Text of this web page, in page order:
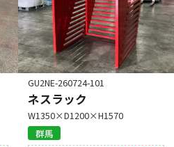
GU2NE-260724-101
ネスラック
W1350×D1200×H1570
群馬